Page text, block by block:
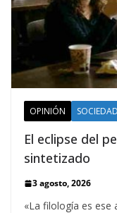
OPINIÓN SOCIEDAD
El eclipse del
sintetizado
3 agosto, 2026
«La filología es ese